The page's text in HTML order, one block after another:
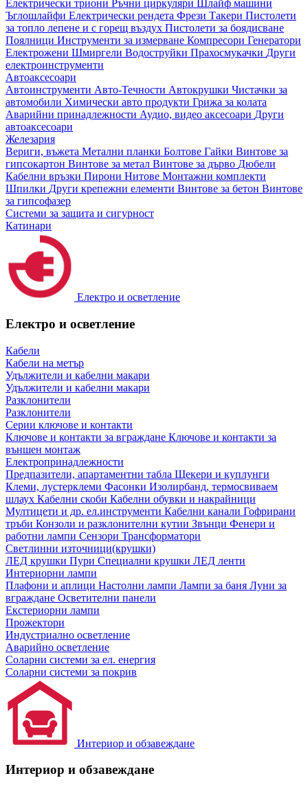
Електрически триони Ръчни циркуляри
Шлайф машини
Ъглошлайфи Електрически рендета Фрези Такери Пистолети
за топло лепене и с горещ въздух Пистолети за боядисване
Поялници Инструменти за измерване Компресори Генератори
Електрожени Шмиргели Водоструйки Прахосмукачки Други
електроинструменти
Автоаксесоари
Автоинструменти Авто-Течности Автокрушки Чистачки за
автомобили Химически авто продукти Грижа за колата
Аварийни принадлежности Аудио, видео аксесоари Други
автоаксесоари
Железария
Вериги, въжета Метални планки Болтове Гайки Винтове за
гипсокартон Винтове за метал Винтове за дърво Дюбели
Кабелни връзки Пирони Нитове Монтажни комплекти
Шпилки Други крепежни елементи Винтове за бетон Винтове
за гипсофазер
Системи за защита и сигурност
Катинари
Електро и осветление
Електро и осветление
Кабели
Кабели на метър
Удължители и кабелни макари
Удължители и кабелни макари
Разклонители
Разклонители
Серии ключове и контакти
Ключове и контакти за вграждане Ключове и контакти за
външен монтаж
Електропринадлежности
Предпазители, апартаментни табла Щекери и куплунги
Клеми, лустерклеми Фасонки Изолирбанд, термосвиваем
шлаух Кабелни скоби Кабелни обувки и накрайници
Мултицети и др. ел.инструменти Кабелни канали Гофрирани
тръби Конзоли и разклонителни кутии Звънци Фенери и
работни лампи Сензори Трансформатори
Светлинни източници(крушки)
ЛЕД крушки Пури Специални крушки ЛЕД ленти
Интериорни лампи
Плафони и аплици Настолни лампи Лампи за баня Луни за
вграждане Осветителни панели
Екстериорни лампи
Прожектори
Индустриално осветление
Аварийно осветление
Соларни системи за ел. енергия
Соларни системи за покрив
Интериор и обзавеждане
Интериор и обзавеждане